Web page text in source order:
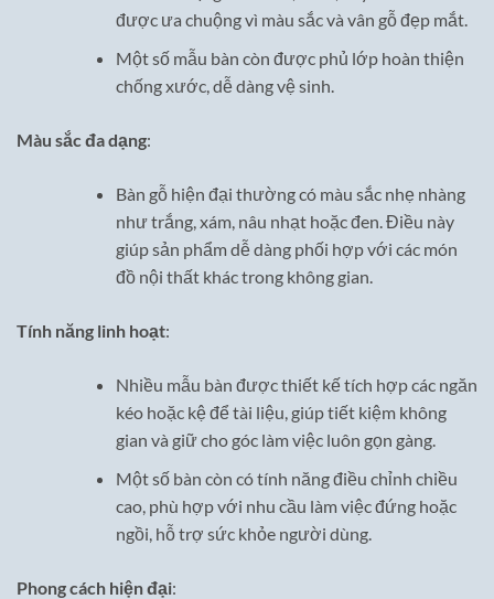
được ưa chuộng vì màu sắc và vân gỗ đẹp mắt.
Một số mẫu bàn còn được phủ lớp hoàn thiện
chống xước, dễ dàng vệ sinh.
Màu sắc đa dạng:
Bàn gỗ hiện đại thường có màu sắc nhẹ nhàng
như trắng, xám, nâu nhạt hoặc đen. Điều này
giúp sản phẩm dễ dàng phối hợp với các món
đồ nội thất khác trong không gian.
Tính năng linh hoạt:
Nhiều mẫu bàn được thiết kế tích hợp các ngăn
kéo hoặc kệ để tài liệu, giúp tiết kiệm không
gian và giữ cho góc làm việc luôn gọn gàng.
Một số bàn còn có tính năng điều chỉnh chiều
cao, phù hợp với nhu cầu làm việc đứng hoặc
ngồi, hỗ trợ sức khỏe người dùng.
Phong cách hiện đại: